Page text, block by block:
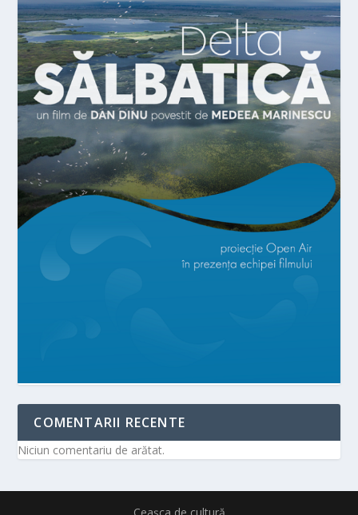
COMENTARII RECENTE
Niciun comentariu de arătat.